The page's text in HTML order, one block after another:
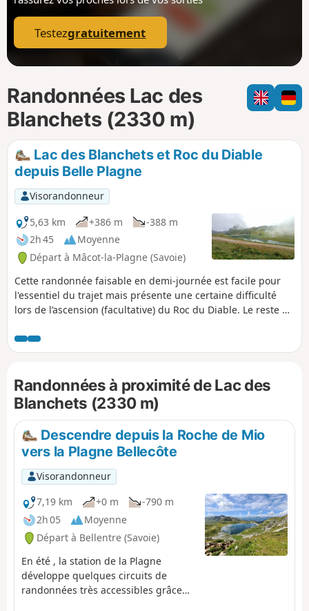
p
Testezgratuitement
Randonnées Lac des
Blanchets (2330 m)
Lac des Blanchets et Roc du Diable
depuis Belle Plagne
Visorandonneur
5,63 km
+386 m
-388 m
2h 45
Moyenne
Départ à Mâcot-la-Plagne (Savoie)
Cette randonnée faisable en demi-journée est facile pour
l'essentiel du trajet mais présente une certaine difficulté
lors de l’ascension (facultative) du Roc du Diable. Le reste du
pour les engins qui travaillent dans la montagne, donc sans
difficulté particulière. Belle vue panoramique au sommet du
est recommandé de s'appuyer sur l'application pour
certains passages.
Randonnées à proximité de Lac des
Blanchets (2330 m)
Descendre depuis la Roche de Mio
vers la Plagne Bellecôte
Visorandonneur
7,19 km
+0 m
-790 m
2h 05
Moyenne
Départ à Bellentre (Savoie)
En été , la station de la Plagne
développe quelques circuits de
randonnées très accessibles grâce